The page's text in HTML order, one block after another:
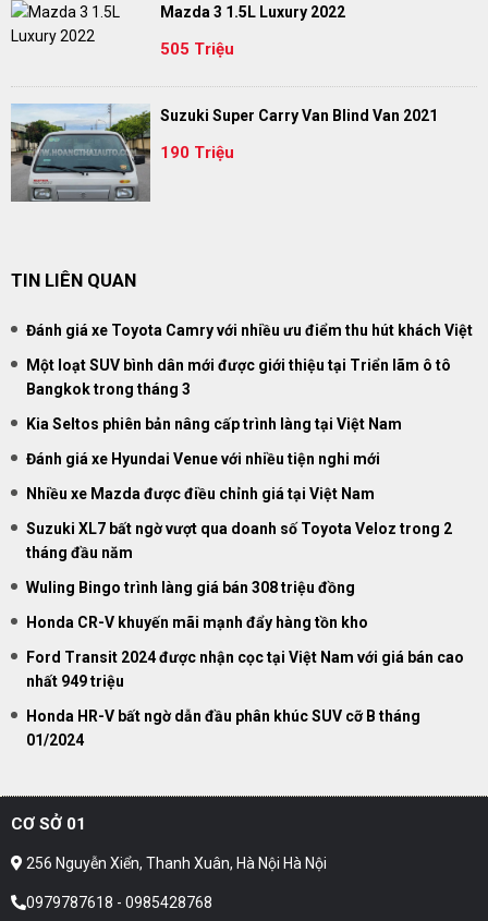
Mazda 3 1.5L Luxury 2022
505 Triệu
Suzuki Super Carry Van Blind Van 2021
190 Triệu
TIN LIÊN QUAN
Đánh giá xe Toyota Camry với nhiều ưu điểm thu hút khách Việt
Một loạt SUV bình dân mới được giới thiệu tại Triển lãm ô tô
Bangkok trong tháng 3
Kia Seltos phiên bản nâng cấp trình làng tại Việt Nam
Đánh giá xe Hyundai Venue với nhiều tiện nghi mới
Nhiều xe Mazda được điều chỉnh giá tại Việt Nam
Suzuki XL7 bất ngờ vượt qua doanh số Toyota Veloz trong 2
tháng đầu năm
Wuling Bingo trình làng giá bán 308 triệu đồng
Honda CR-V khuyến mãi mạnh đẩy hàng tồn kho
Ford Transit 2024 được nhận cọc tại Việt Nam với giá bán cao
nhất 949 triệu
Honda HR-V bất ngờ dẫn đầu phân khúc SUV cỡ B tháng
01/2024
CƠ SỞ 01
256 Nguyễn Xiển, Thanh Xuân, Hà Nội Hà Nội
0979787618 - 0985428768